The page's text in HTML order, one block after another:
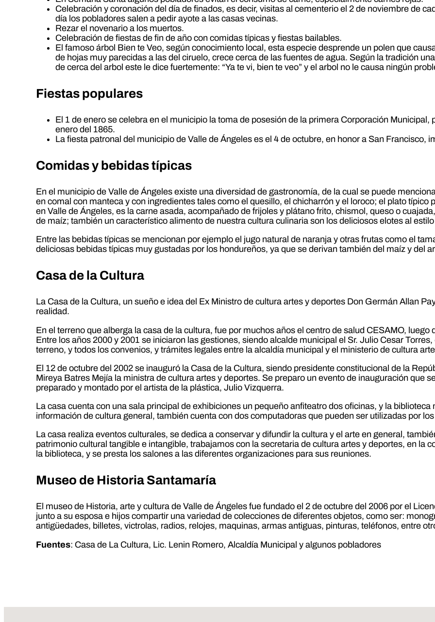
Celebración y coronación del día de finados, es decir, visitas al cementerio el 2 de noviembre de
día los pobladores salen a pedir ayote a las casas vecinas.
Rezar el novenario a los muertos.
Celebración de fiestas de fin de año con comidas típicas y fiestas bailables.
El famoso árbol Bien te Veo, según conocimiento local, esta especie desprende un polen que
de hojas muy parecidas a las del ciruelo, crece cerca de las fuentes de agua. Según la tradición
de cerca del arbol este le dice fuertemente: “Ya te vi, bien te veo” y el arbol no le causa ningún
Fiestas populares
El 1 de enero se celebra en el municipio la toma de posesión de la primera Corporación Municipal,
enero del 1865.
La fiesta patronal del municipio de Valle de Ángeles es el 4 de octubre, en honor a San Francisco,
Comidas y bebidas típicas
En el municipio de Valle de Ángeles existe una diversidad de gastronomía, de la cual se puede
en comal con manteca y con ingredientes tales como el quesillo, el chicharrón y el loroco; el plato
en Valle de Ángeles, es la carne asada, acompañado de frijoles y plátano frito, chismol, queso o
de maíz; también un característico alimento de nuestra cultura culinaria son los deliciosos elotes al
Entre las bebidas típicas se mencionan por ejemplo el jugo natural de naranja y otras frutas como el
deliciosas bebidas típicas muy gustadas por los hondureños, ya que se derivan también del maíz y del
Casa de la Cultura
La Casa de la Cultura, un sueño e idea del Ex Ministro de cultura artes y deportes Don Germán Allan
realidad.
En el terreno que alberga la casa de la cultura, fue por muchos años el centro de salud CESAMO,
Entre los años 2000 y 2001 se iniciaron las gestiones, siendo alcalde municipal el Sr. Julio Cesar
terreno, y todos los convenios, y trámites legales entre la alcaldía municipal y el ministerio de cultura
El 12 de octubre del 2002 se inauguró la Casa de la Cultura, siendo presidente constitucional de la
Mireya Batres Mejía la ministra de cultura artes y deportes. Se preparo un evento de inauguración que
preparado y montado por el artista de la plástica, Julio Vizquerra.
La casa cuenta con una sala principal de exhibiciones un pequeño anfiteatro dos oficinas, y la
información de cultura general, también cuenta con dos computadoras que pueden ser utilizadas por
La casa realiza eventos culturales, se dedica a conservar y difundir la cultura y el arte en general,
patrimonio cultural tangible e intangible, trabajamos con la secretaria de cultura artes y deportes, en la
la biblioteca, y se presta los salones a las diferentes organizaciones para sus reuniones.
Museo de Historia Santamaría
El museo de Historia, arte y cultura de Valle de Ángeles fue fundado el 2 de octubre del 2006 por el
junto a su esposa e hijos compartir una variedad de colecciones de diferentes objetos, como ser:
antigüedades, billetes, victrolas, radios, relojes, maquinas, armas antiguas, pinturas, teléfonos, entre
Fuentes: Casa de La Cultura, Lic. Lenin Romero, Alcaldía Municipal y algunos pobladores